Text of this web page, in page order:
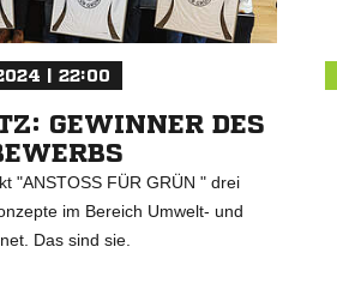
| 22:00
GEWINNER DES
"ANSTOSS FÜR GRÜN " drei
im Bereich Umwelt- und
Das sind sie.